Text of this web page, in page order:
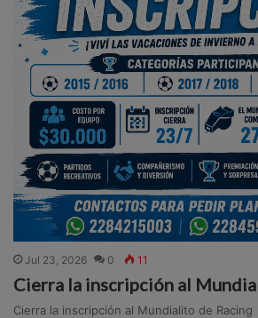
Jul 23, 2026 0 11
Cierra la inscripción al
Cierra la inscripción al Mundialito de Racing